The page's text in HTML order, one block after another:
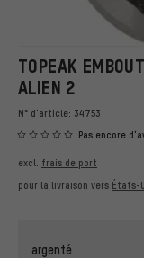
TOPEAK
ALIEN 2
N° d'article: 34753
Pas encore
excl. frais de port
pour la livraison vers États-
argenté